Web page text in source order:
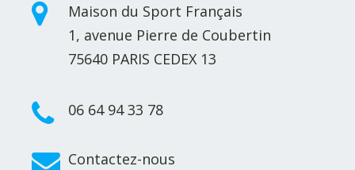
Maison du Sport Français
1, avenue Pierre de Coubertin
75640 PARIS CEDEX 13
06 64 94 33 78
Contactez-nous